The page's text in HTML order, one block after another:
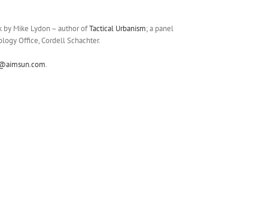
by Mike Lydon – author ofTactical Urbanism; a panel
Office, Cordell Schachter.
.